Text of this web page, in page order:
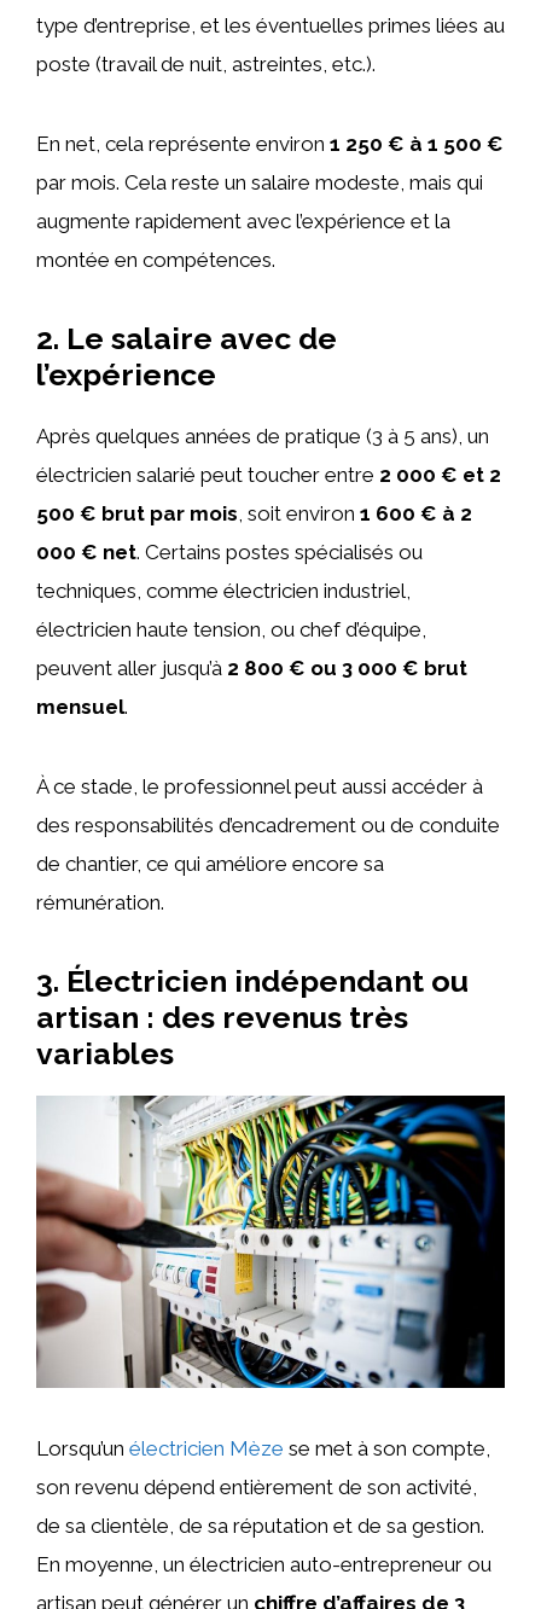
type d’entreprise, et les éventuelles primes liées au
poste (travail de nuit, astreintes, etc.).
En net, cela représente environ 1 250 € à 1 500 €
par mois. Cela reste un salaire modeste, mais qui
augmente rapidement avec l’expérience et la
montée en compétences.
2. Le salaire avec de
l’expérience
Après quelques années de pratique (3 à 5 ans), un
électricien salarié peut toucher entre 2 000 € et 2
500 € brut par mois , soit environ 1 600 € à 2
000 € net. Certains postes spécialisés ou
techniques, comme électricien industriel,
électricien haute tension, ou chef d’équipe,
peuvent aller jusqu’à 2 800 € ou 3 000 € brut
mensuel.
À ce stade, le professionnel peut aussi accéder à
des responsabilités d’encadrement ou de conduite
de chantier, ce qui améliore encore sa
rémunération.
3. Électricien indépendant ou
artisan : des revenus très
variables
Lorsqu’un électricien Mèze se met à son compte,
son revenu dépend entièrement de son activité,
de sa clientèle, de sa réputation et de sa gestion.
En moyenne, un électricien auto-entrepreneur ou
artisan peut générer un chiffre d’affaires de 3